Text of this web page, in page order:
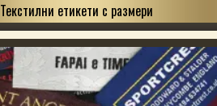
Текстилни етикети с размери